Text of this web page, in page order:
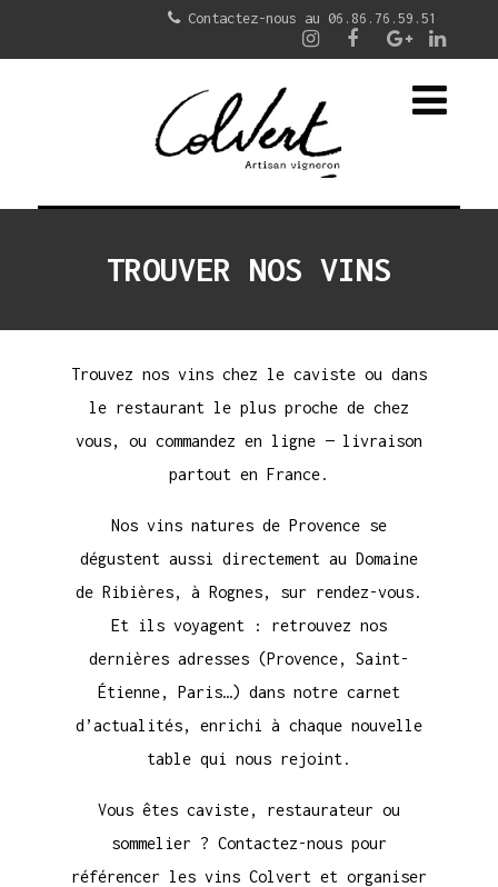
Contactez-nous au 06.86.76.59.51
TROUVER NOS VINS
Trouvez nos vins chez le caviste ou dans
le restaurant le plus proche de chez
vous, ou commandez en ligne — livraison
partout en France.
Nos vins natures de Provence se
dégustent aussi directement au Domaine
de Ribières, à Rognes, sur rendez-vous.
Et ils voyagent : retrouvez nos
dernières adresses (Provence, Saint-
Étienne, Paris…) dans notre carnet
d’actualités, enrichi à chaque nouvelle
table qui nous rejoint.
Vous êtes caviste, restaurateur ou
sommelier ? Contactez-nous pour
référencer les vins Colvert et organiser